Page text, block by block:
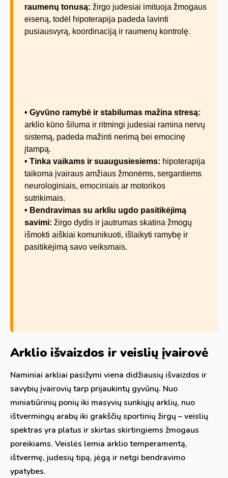
raumenų tonusą: žirgo judesiai imituoja žmogaus
eiseną, todėl hipoterapija padeda lavinti
pusiausvyrą, koordinaciją ir raumenų kontrolę.
• Gyvūno ramybė ir stabilumas mažina stresą:
arklio kūno šiluma ir ritmingi judesiai ramina nervų
sistemą, padeda mažinti nerimą bei emocinę
įtampą.
• Tinka vaikams ir suaugusiesiems: hipoterapija
taikoma įvairaus amžiaus žmonėms, sergantiems
neurologiniais, emociniais ar motorikos
sutrikimais.
• Bendravimas su arkliu ugdo pasitikėjimą
savimi: žirgo dydis ir jautrumas skatina žmogų
išmokti aiškiai komunikuoti, išlaikyti ramybę ir
pasitikėjimą savo veiksmais.
Arklio išvaizdos ir veislių įvairovė
Naminiai arkliai pasižymi viena didžiausių išvaizdos ir
savybių įvairovių tarp prijaukintų gyvūnų. Nuo
miniatiūrinių ponių iki masyvių sunkiųjų arklių, nuo
ištvermingų arabų iki grakščių sportinių žirgų – veislių
spektras yra platus ir skirtas skirtingiems žmogaus
poreikiams. Veislės lemia arklio temperamentą,
ištvermę, judesių tipą, jėgą ir netgi bendravimo
ypatybes.